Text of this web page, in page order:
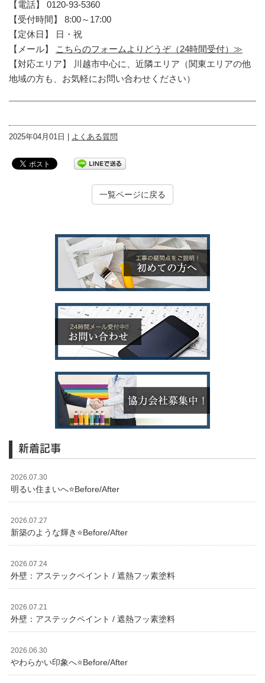
【電話】 0120-93-5360
【受付時間】 8:00～17:00
【定休日】 日・祝
【メール】
こちらのフォームよりどうぞ（24時間受付）≫
【対応エリア】 川越市中心に、近隣エリア（関東エリアの他
地域の方も、お気軽にお問い合わせください）
2025年04月01日 | よくある質問
一覧ページに戻る
新着記事
2026.07.30
明るい住まいへ⭐️Before/After
2026.07.27
新築のような輝き⭐️Before/After
2026.07.24
外壁：アステックペイント / 遮熱フッ素塗料
2026.07.21
外壁：アステックペイント / 遮熱フッ素塗料
2026.06.30
やわらかい印象へ⭐️Before/After